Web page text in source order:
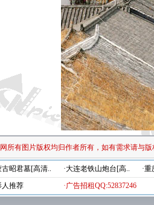
所有图片版权均归作者所有，如有需求请与
古昭君墓[高清.. ·大连老铁山炮台[高..
·
人推荐 ·广告招租QQ:52837246